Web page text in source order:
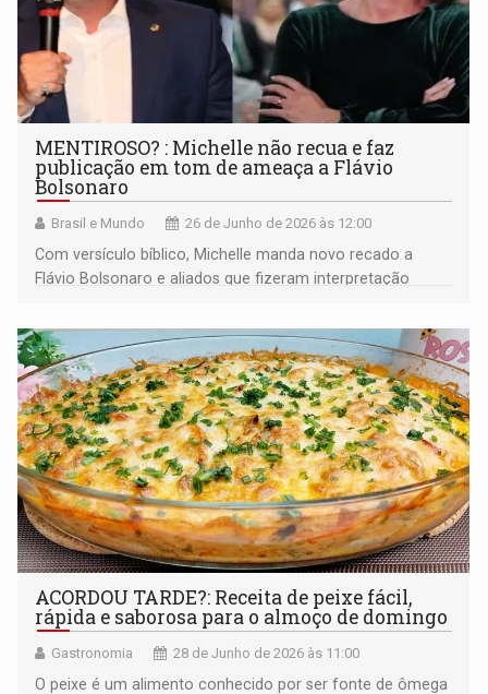
MENTIROSO? : Michelle não recua e faz
publicação em tom de ameaça a Flávio
Bolsonaro
Brasil e Mundo 26 de Junho de 2026 às 12:00
Com versículo bíblico, Michelle manda novo recado a
Flávio Bolsonaro e aliados que fizeram interpretação
nos ataques ao enteado
ACORDOU TARDE?: Receita de peixe fácil,
rápida e saborosa para o almoço de domingo
Gastronomia 28 de Junho de 2026 às 11:00
O peixe é um alimento conhecido por ser fonte de ômega